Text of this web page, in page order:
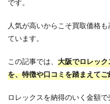
です。
人気が高いからこそ買取価格
ています。
この記事では、 大阪でロレッ
を、特徴や口コミを踏まえてご
ロレックスを納得のいく金額